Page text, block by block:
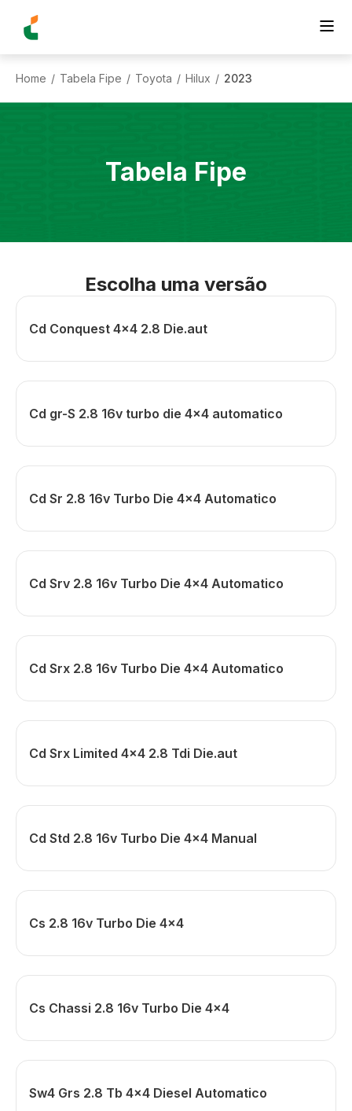
Home / Tabela Fipe / Toyota / Hilux / 2023
Tabela Fipe
Escolha uma versão
Cd Conquest 4x4 2.8 Die.aut
Cd gr-S 2.8 16v turbo die 4x4 automatico
Cd Sr 2.8 16v Turbo Die 4x4 Automatico
Cd Srv 2.8 16v Turbo Die 4x4 Automatico
Cd Srx 2.8 16v Turbo Die 4x4 Automatico
Cd Srx Limited 4x4 2.8 Tdi Die.aut
Cd Std 2.8 16v Turbo Die 4x4 Manual
Cs 2.8 16v Turbo Die 4x4
Cs Chassi 2.8 16v Turbo Die 4x4
Sw4 Grs 2.8 Tb 4x4 Diesel Automatico